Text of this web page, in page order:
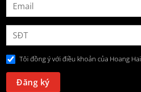
Tôi đồng ý với điều khoản của Hoang Hai